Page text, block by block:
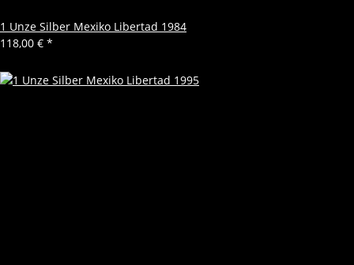
1 Unze Silber Mexiko Libertad 1984
118,00 € *